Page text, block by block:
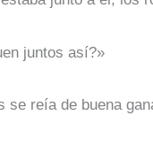
juntos así?»
se reía de buena